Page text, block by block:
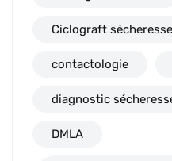
Ciclograft
contactologie
diagnostic
DMLA